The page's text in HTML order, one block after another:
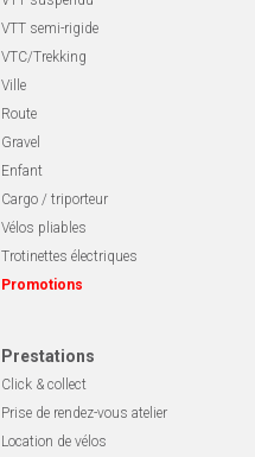
VTT semi-rigide
VTC/Trekking
Ville
Route
Gravel
Enfant
Cargo / triporteur
Vélos pliables
Trotinettes électriques
Promotions
Prestations
Click & collect
Prise de rendez-vous atelier
Location de vélos